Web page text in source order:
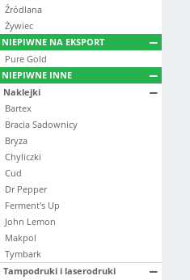
Źródlana
Żywiec
NIEPIWNE NA EKSPORT
Pure Gold
NIEPIWNE INNE
Naklejki
Bartex
Bracia Sadownicy
Bryza
Chyliczki
Cud
Dr Pepper
Ferment's Up
John Lemon
Makpol
Tymbark
Tampodruki i laserodruki